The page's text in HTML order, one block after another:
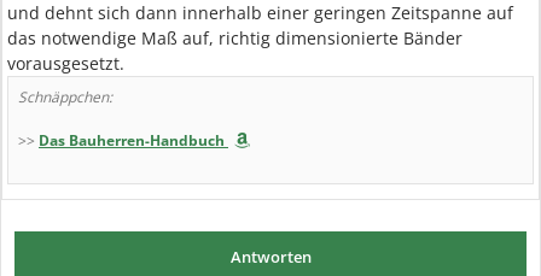
und dehnt sich dann innerhalb einer geringen Zeitspanne auf
das notwendige Maß auf, richtig dimensionierte Bänder
vorausgesetzt.
Schnäppchen:
>> Das Bauherren-Handbuch
Antworten